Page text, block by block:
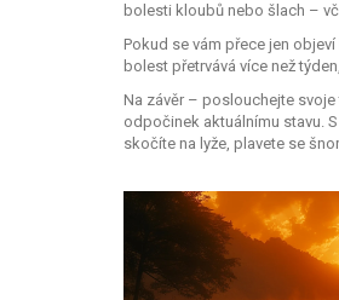
bolesti kloubů nebo šlach –
Pokud se vám přece jen
bolest přetrvává více než
Na závěr – poslouchejte svoje
odpočinek aktuálnímu stavu.
skočíte na lyže, plavete se